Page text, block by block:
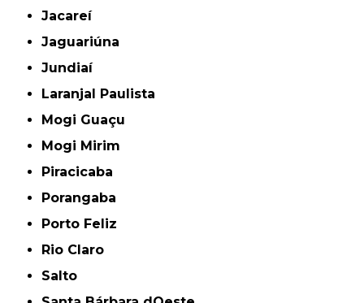
Jacareí
Jaguariúna
Jundiaí
Laranjal Paulista
Mogi Guaçu
Mogi Mirim
Piracicaba
Porangaba
Porto Feliz
Rio Claro
Salto